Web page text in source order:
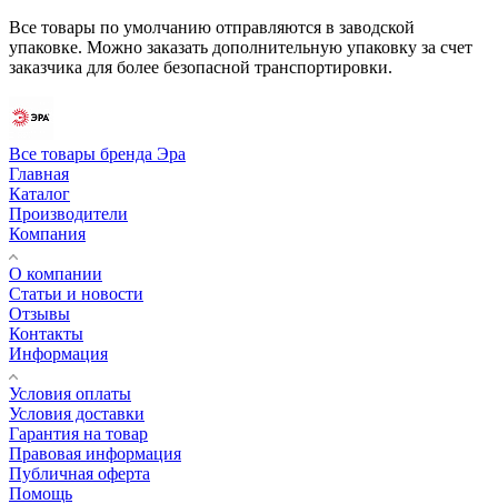
Все товары по умолчанию отправляются в заводской
упаковке. Можно заказать дополнительную упаковку за счет
заказчика для более безопасной транспортировки.
Все товары бренда Эра
Главная
Каталог
Производители
Компания
О компании
Статьи и новости
Отзывы
Контакты
Информация
Условия оплаты
Условия доставки
Гарантия на товар
Правовая информация
Публичная оферта
Помощь